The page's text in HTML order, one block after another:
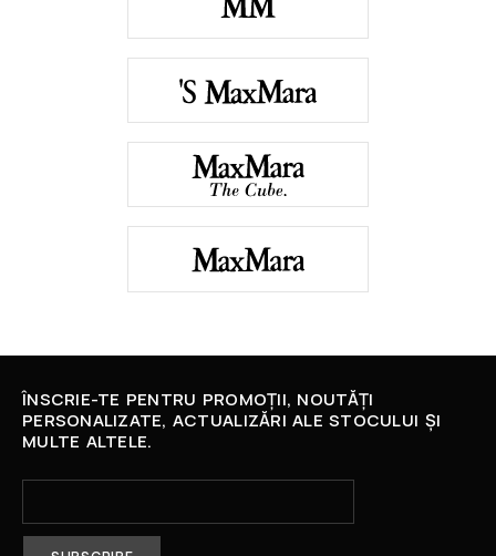
ÎNSCRIE-TE PENTRU PROMOȚII, NOUTĂȚI
PERSONALIZATE, ACTUALIZĂRI ALE STOCULUI ȘI
MULTE ALTELE.